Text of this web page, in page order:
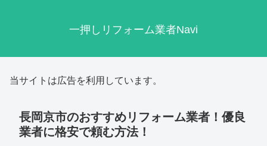
一押しリフォーム業者Navi
当サイトは広告を利用しています。
長岡京市のおすすめリフォーム業者！優良
業者に格安で頼む方法！